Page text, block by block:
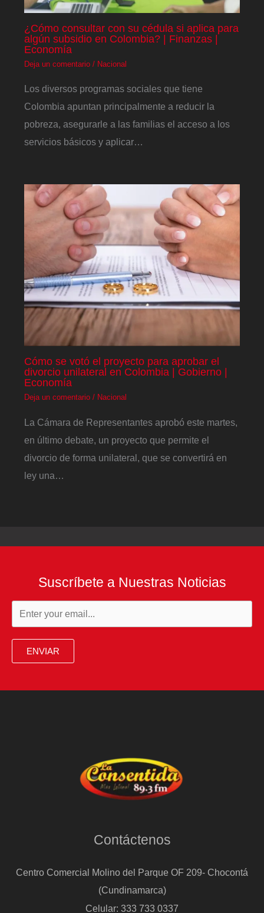
¿Cómo consultar con su cédula si aplica para
algún subsidio en Colombia? | Finanzas |
Economía
Deja un comentario / Nacional
Los diversos programas sociales que tiene
Colombia apuntan principalmente a reducir la
pobreza, asegurarle a las familias el acceso a los
servicios básicos y aplicar…
Cómo se votó el proyecto para aprobar el
divorcio unilateral en Colombia | Gobierno |
Economía
Deja un comentario / Nacional
La Cámara de Representantes aprobó este martes,
en último debate, un proyecto que permite el
divorcio de forma unilateral, que se convertirá en
ley una…
Suscríbete a Nuestras Noticias
ENVIAR
Contáctenos
Centro Comercial Molino del Parque OF 209- Chocontá
(Cundinamarca)
Celular: 333 733 0337